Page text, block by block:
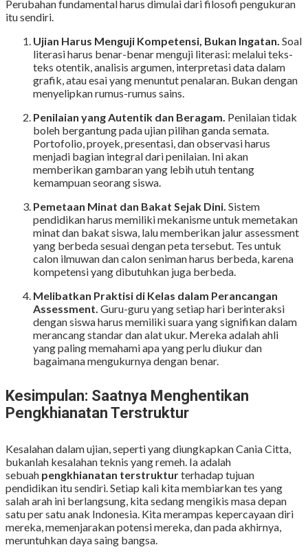
Perubahan fundamental harus dimulai dari filosofi pengukuran
itu sendiri.
Ujian Harus Menguji Kompetensi, Bukan Ingatan. Soal
literasi harus benar-benar menguji literasi: melalui teks-
teks otentik, analisis argumen, interpretasi data dalam
grafik, atau esai yang menuntut penalaran. Bukan dengan
menyelipkan rumus-rumus sains.
Penilaian yang Autentik dan Beragam. Penilaian tidak
boleh bergantung pada ujian pilihan ganda semata.
Portofolio, proyek, presentasi, dan observasi harus
menjadi bagian integral dari penilaian. Ini akan
memberikan gambaran yang lebih utuh tentang
kemampuan seorang siswa.
Pemetaan Minat dan Bakat Sejak Dini. Sistem
pendidikan harus memiliki mekanisme untuk memetakan
minat dan bakat siswa, lalu memberikan jalur assessment
yang berbeda sesuai dengan peta tersebut. Tes untuk
calon ilmuwan dan calon seniman harus berbeda, karena
kompetensi yang dibutuhkan juga berbeda.
Melibatkan Praktisi di Kelas dalam Perancangan
Assessment. Guru-guru yang setiap hari berinteraksi
dengan siswa harus memiliki suara yang signifikan dalam
merancang standar dan alat ukur. Mereka adalah ahli
yang paling memahami apa yang perlu diukur dan
bagaimana mengukurnya dengan benar.
Kesimpulan: Saatnya Menghentikan
Pengkhianatan Terstruktur
Kesalahan dalam ujian, seperti yang diungkapkan Cania Citta,
bukanlah kesalahan teknis yang remeh. Ia adalah
sebuah pengkhianatan terstrukturterhadap tujuan
pendidikan itu sendiri. Setiap kali kita membiarkan tes yang
salah arah ini berlangsung, kita sedang mengikis masa depan
satu per satu anak Indonesia. Kita merampas kepercayaan diri
mereka, memenjarakan potensi mereka, dan pada akhirnya,
meruntuhkan daya saing bangsa.